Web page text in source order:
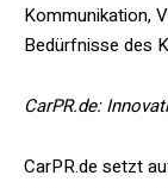
Kommunikation,
Bedürfnisse des
CarPR.de:
CarPR.de setzt